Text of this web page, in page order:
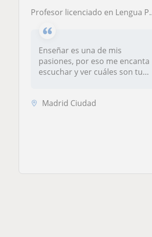
Profesor licenciado en Lengua Portuguesa (BRasil) y Lengua Española.
Enseñar es una de mis
pasiones, por eso me encanta
escuchar y ver cuáles son tus
Madrid Ciudad